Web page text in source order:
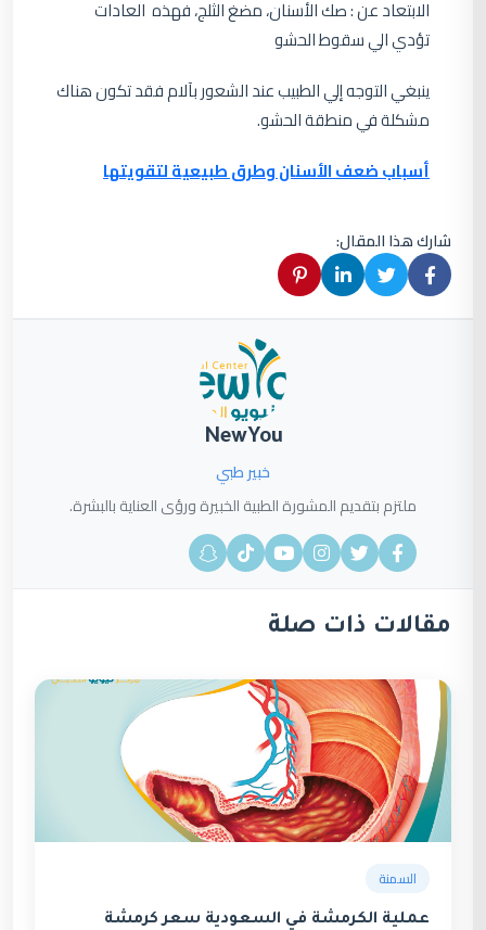
الابتعاد عن : صك الأسنان، مضغ الثلج، فهذه العادات
تؤدي الي سقوط الحشو
ينبغي التوجه إلي الطبيب عند الشعور بآلام فقد تكون هناك
مشكلة في منطقة الحشو.
أسباب ضعف الأسنان وطرق طبيعية لتقويتها
شارك هذا المقال:
NewYou
خبير طبي
ملتزم بتقديم المشورة الطبية الخبيرة ورؤى العناية بالبشرة.
مقالات ذات صلة
السمنة
عملية الكرمشة في السعودية سعر كرمشة